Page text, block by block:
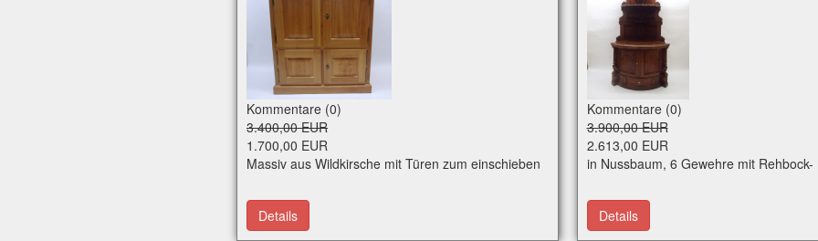
Kommentare (0)
3.400,00 EUR
1.700,00 EUR
Massiv aus Wildkirsche mit Türen zum einschieben
Details
Kommentare (0)
3.900,00 EUR
2.613,00 EUR
in Nussbaum, 6 Gewehre mit Rehbock-
Details